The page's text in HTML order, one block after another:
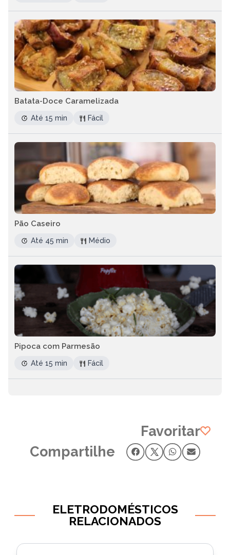
Batata-Doce Caramelizada
Até 15 min Fácil
Pão Caseiro
Até 45 min Médio
Pipoca com Parmesão
Até 15 min Fácil
Favoritar
Compartilhe
ELETRODOMÉSTICOS
RELACIONADOS